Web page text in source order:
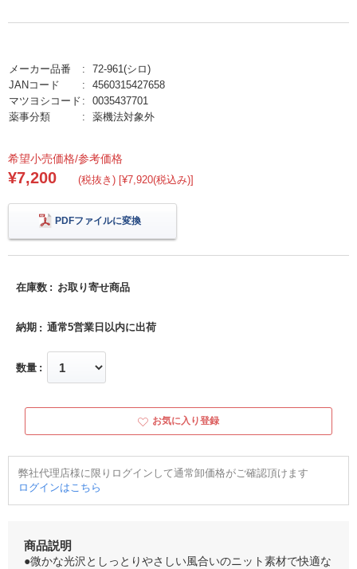
メーカー品番
72-961(シロ)
JANコード
4560315427658
マツヨシコード
0035437701
薬事分類
薬機法対象外
希望小売価格/参考価格
¥7,200 (税抜き) [¥7,920(税込み)]
PDFファイルに変換
在庫数 お取り寄せ商品
納期 通常5営業日以内に出荷
数量
お気に入り登録
弊社代理店様に限りログインして通常卸価格がご確認頂けます
ログインはこちら
商品説明
●微かな光沢としっとりやさしい風合いのニット素材で快適な